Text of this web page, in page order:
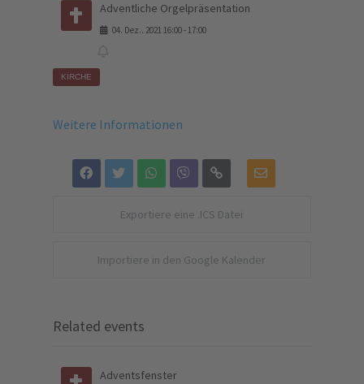
Adventliche Orgelpräsentation
04. Dez.. 2021 16:00-17:00
KIRCHE
Weitere Informationen
Exportiere eine .ICS Datei
Importiere in den Google Kalender
Related events
Adventsfenster